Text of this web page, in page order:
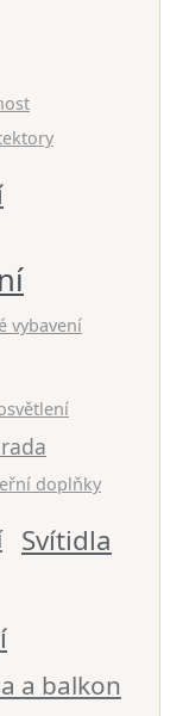
vybavení
doplňky
Svítidla
a balkon